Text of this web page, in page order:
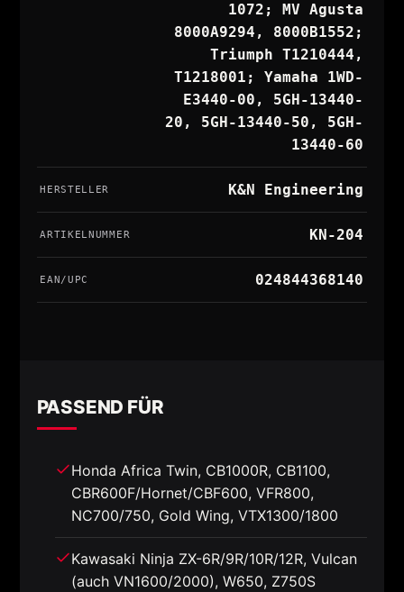
1072; MV Agusta
8000A9294, 8000B1552;
Triumph T1210444,
T1218001; Yamaha 1WD-
E3440-00, 5GH-13440-
20, 5GH-13440-50, 5GH-
13440-60
HERSTELLER K&N Engineering
ARTIKELNUMMER KN-204
EAN/UPC 024844368140
PASSEND FÜR
Honda Africa Twin, CB1000R, CB1100,
CBR600F/Hornet/CBF600, VFR800,
NC700/750, Gold Wing, VTX1300/1800
Kawasaki Ninja ZX-6R/9R/10R/12R, Vulcan
(auch VN1600/2000), W650, Z750S